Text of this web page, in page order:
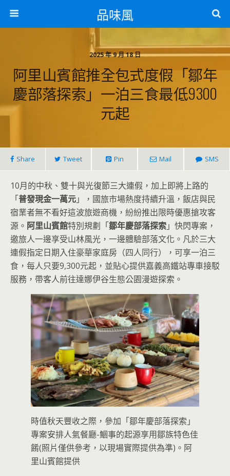
品味風
2025 年 9 月 18 日
阿里山賓館推全包式度假「鄒年
慶部落探索」一泊三食最低9300
元起
Share Tweet Pin Mail SMS
10月的中秋、雙十與光復節三大連假，加上即將上路的
「普發現金一萬元」，國旅市場熱度持續升溫，飯店與民
宿業者無不看好這波旅遊商機，紛紛推出限時優惠搶攻客
源。 阿里山賓館特別規劃「鄒年慶部落探索」快閃專案，
邀旅人一邊享受山林風光，一邊體驗部落文化。凡於三大
連假指定日期入住豪華家庭房（四人同行），可享一泊三
食，每人只要9,300元起，並貼心提供嘉義高鐵站專車接駁
服務，帶客人前往達娜伊谷生態公園漫遊探索。
時值秋天豐收之際，參加「鄒年慶部落探索」
專案安排人氣餐廳-鯝事的起源享用鄒族特色佳
餚(照片僅供參考，以現場實際提供為準)。阿
里山賓館提供